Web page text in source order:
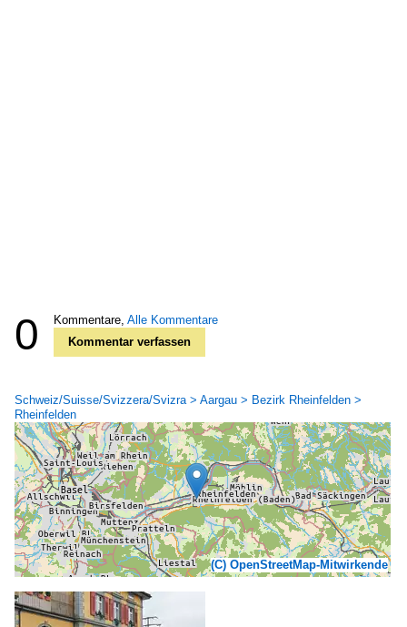
0 Kommentare, Alle Kommentare
Kommentar verfassen
Schweiz/Suisse/Svizzera/Svizra > Aargau > Bezirk Rheinfelden >
Rheinfelden
(C) OpenStreetMap-Mitwirkende